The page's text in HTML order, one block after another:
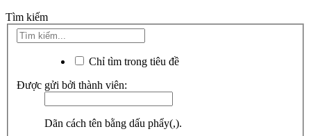
Tìm kiếm
Chỉ tìm trong tiêu đề
Được gửi bởi thành viên:
Dãn cách tên bằng dấu phẩy(,).